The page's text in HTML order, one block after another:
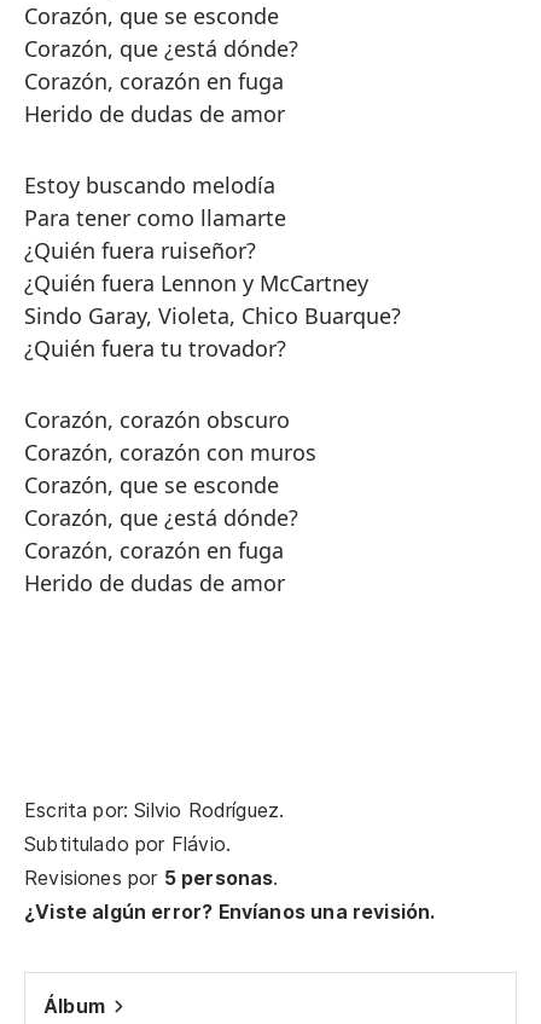
Corazón, que se esconde
Corazón, que ¿está dónde?
Corazón, corazón en fuga
Herido de dudas de amor
Estoy buscando melodía
Para tener como llamarte
¿Quién fuera ruiseñor?
¿Quién fuera Lennon y McCartney
Sindo Garay, Violeta, Chico Buarque?
¿Quién fuera tu trovador?
Corazón, corazón obscuro
Corazón, corazón con muros
Corazón, que se esconde
Corazón, que ¿está dónde?
Corazón, corazón en fuga
Herido de dudas de amor
Escrita por: Silvio Rodríguez.
Subtitulado por Flávio.
Revisiones por 5 personas.
¿Viste algún error? Envíanos una revisión.
Álbum